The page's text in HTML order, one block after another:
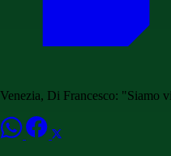
Venezia, Di Francesco: "Siamo